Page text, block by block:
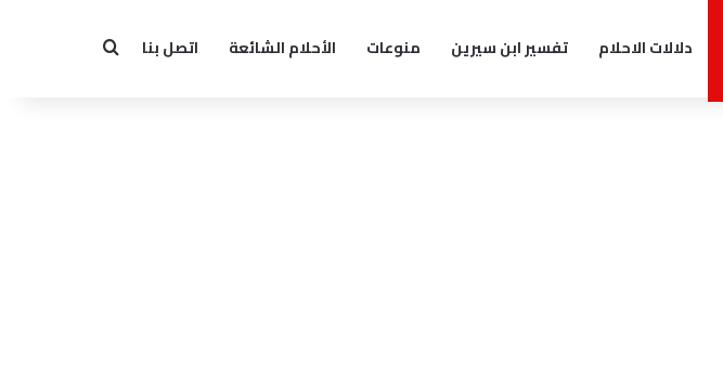
دلالات الاحلام تفسير ابن سيرين منوعات الأحلام الشائعة اتصل بنا بحث عن